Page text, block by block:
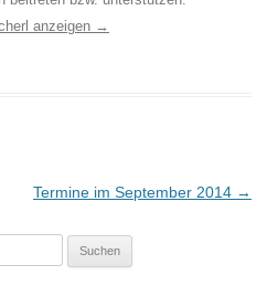
anzeigen →
Termine im September 2014 →